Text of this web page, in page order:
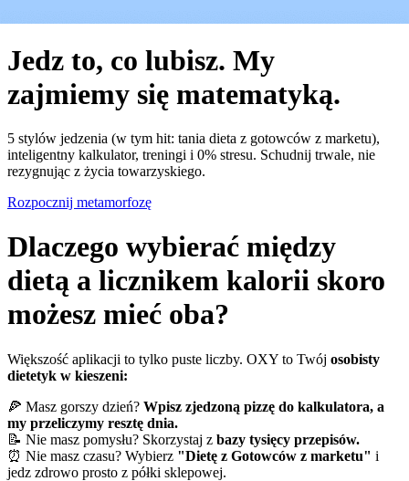
Jedz to, co lubisz. My
zajmiemy się matematyką.
5 stylów jedzenia (w tym hit: tania dieta z gotowców z marketu),
inteligentny kalkulator, treningi i 0% stresu. Schudnij trwale, nie
rezygnując z życia towarzyskiego.
Rozpocznij metamorfozę
Dlaczego wybierać między
dietą a licznikem kalorii skoro
możesz mieć oba?
Większość aplikacji to tylko puste liczby. OXY to Twój osobisty
dietetyk w kieszeni:
🍕 Masz gorszy dzień? Wpisz zjedzoną pizzę do kalkulatora, a
my przeliczymy resztę dnia.
📝 Nie masz pomysłu? Skorzystaj z bazy tysięcy przepisów.
⏰ Nie masz czasu? Wybierz "Dietę z Gotowców z marketu" i
jedz zdrowo prosto z półki sklepowej.